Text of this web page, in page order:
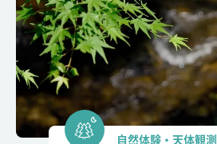
自然体験・天体観測